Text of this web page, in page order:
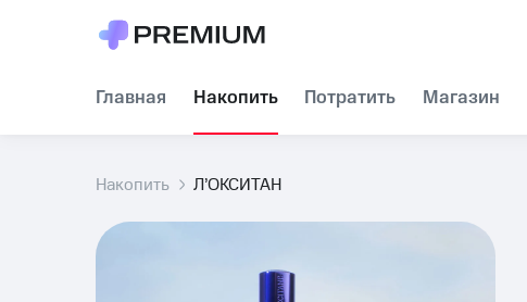
Главная Накопить Потратить Магазин
Накопить Л’ОКСИТАН